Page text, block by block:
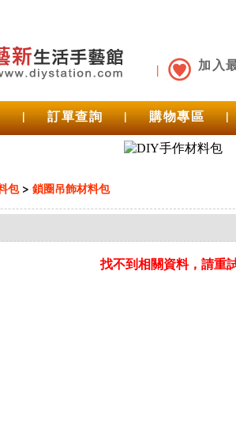
加入
| 訂單查詢 | 購物專區 |
包> 鎖圈吊飾材料包
找不到相關資料，請重